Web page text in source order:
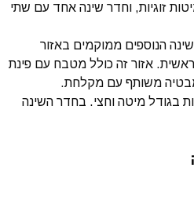
זוגיות, וחדר שינה אחד עם שתי
הנוספים ממוקמים באזור
אזור זה כולל מטבח עם פינת
משותף עם מקלחת.
בגודל מיטה וחצי. בחדר השינה